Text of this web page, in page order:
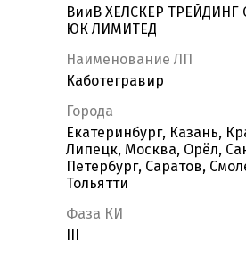
ВииВ ХЕЛСКЕР ТРЕЙДИНГ
ЮК ЛИМИТЕД
Наименование ЛП
Каботегравир
Города
Екатеринбург, Казань,
Липецк, Москва, Орёл,
Петербург, Саратов,
Тольятти
Фаза КИ